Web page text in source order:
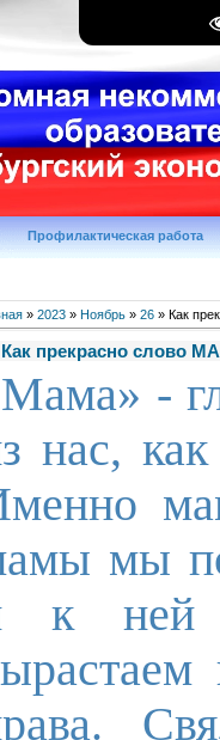
Профилактическая работа
» 2023 » Ноябрь » 26 » Как
Как прекрасно слово
-
нас,
мы
к ней